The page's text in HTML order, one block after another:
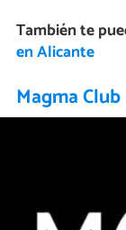
También te
en Alicante
Magma Club